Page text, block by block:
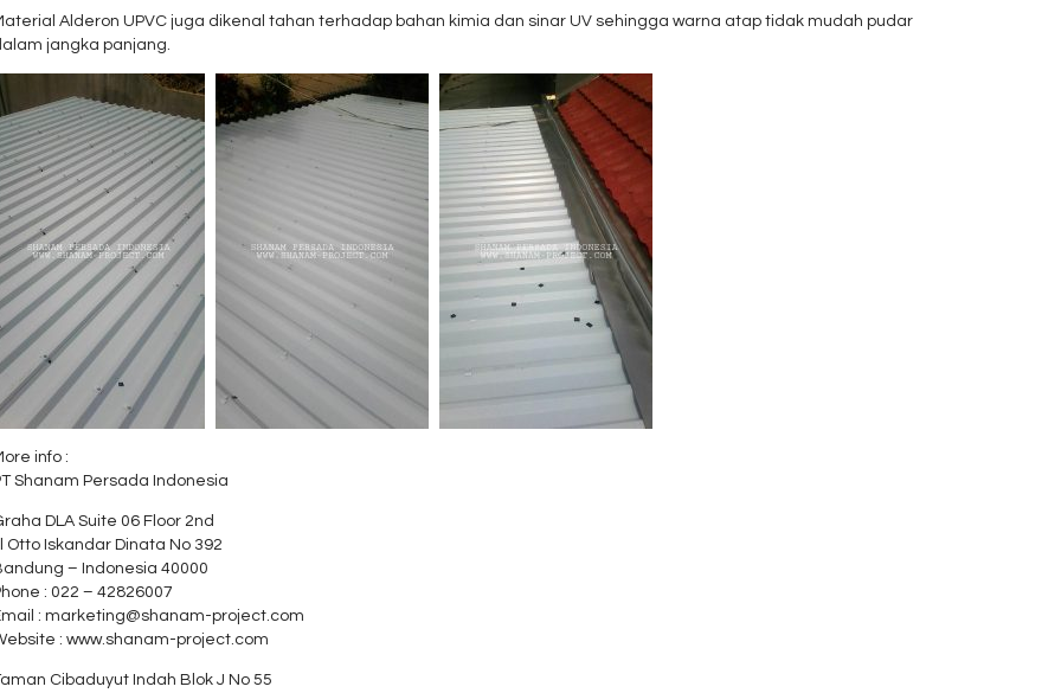
Alderon UPVC juga dikenal tahan terhadap bahan kimia dan sinar UV sehingga warna atap tidak mudah pudar
jangka panjang.
info :
Shanam Persada Indonesia
DLA Suite 06 Floor 2nd
Otto Iskandar Dinata No 392
– Indonesia 40000
: 022 – 42826007
: marketing@shanam-project.com
: www.shanam-project.com
Cibaduyut Indah Blok J No 55